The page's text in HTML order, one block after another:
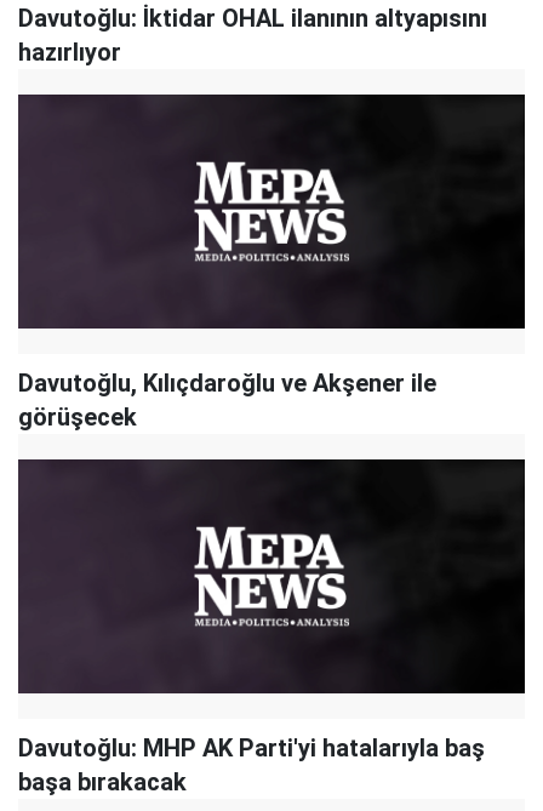
Davutoğlu: İktidar OHAL ilanının altyapısını
hazırlıyor
Davutoğlu, Kılıçdaroğlu ve Akşener ile
görüşecek
Davutoğlu: MHP AK Parti'yi hatalarıyla baş
başa bırakacak